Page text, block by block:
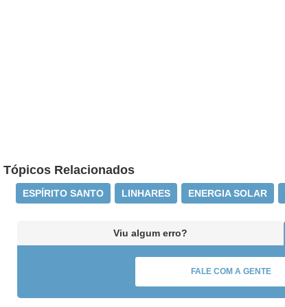
Tópicos Relacionados
ESPÍRITO SANTO LINHARES ENERGIA SOLAR
Viu algum erro?
FALE COM A GENTE